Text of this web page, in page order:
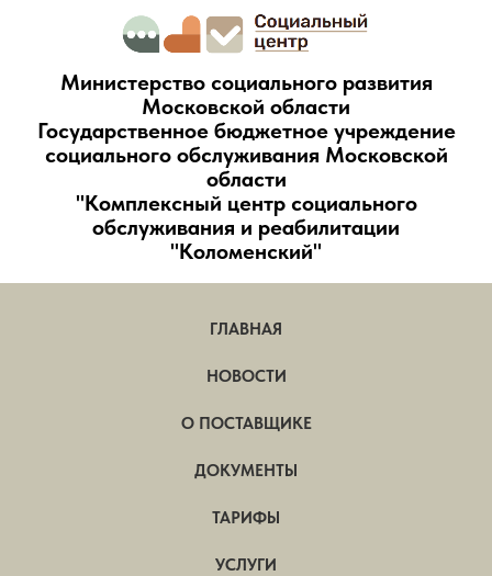
Министерство социального развития
Московской области
Государственное бюджетное учреждение
социального обслуживания Московской
области
"Комплексный центр социального
обслуживания и реабилитации
"Коломенский"
ГЛАВНАЯ
НОВОСТИ
О ПОСТАВЩИКЕ
ДОКУМЕНТЫ
ТАРИФЫ
УСЛУГИ